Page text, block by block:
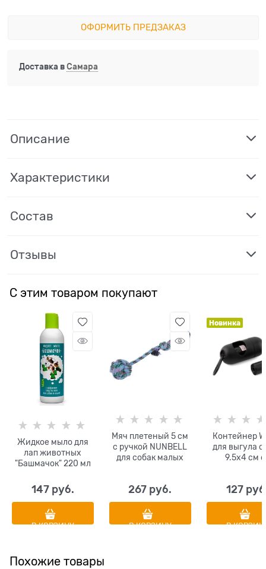
ОФОРМИТЬ ПРЕДЗАКАЗ
Доставка вСамара
Описание
Характеристики
Состав
Отзывы
С этим товаром покупают
Жидкое мыло для
лап животных
"Башмачок" 220 мл
147 руб.
В КОРЗИНУ
Мяч плетеный 5 см
с ручкой NUNBELL
для собак малых
ассортименте
267 руб.
В КОРЗИНУ
Новинка
Контейнер
для выгула
9.5х4 см
пакетов 2
127
В
Похожие товары